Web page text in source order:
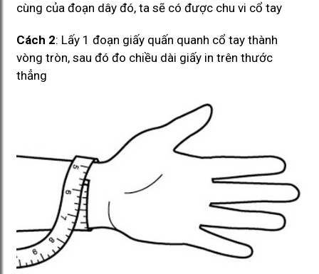
cùng của đoạn dây đó, ta sẽ có được chu vi cổ tay
Cách 2: Lấy 1 đoạn giấy quấn quanh cổ tay thành
vòng tròn, sau đó đo chiều dài giấy in trên thước
thẳng